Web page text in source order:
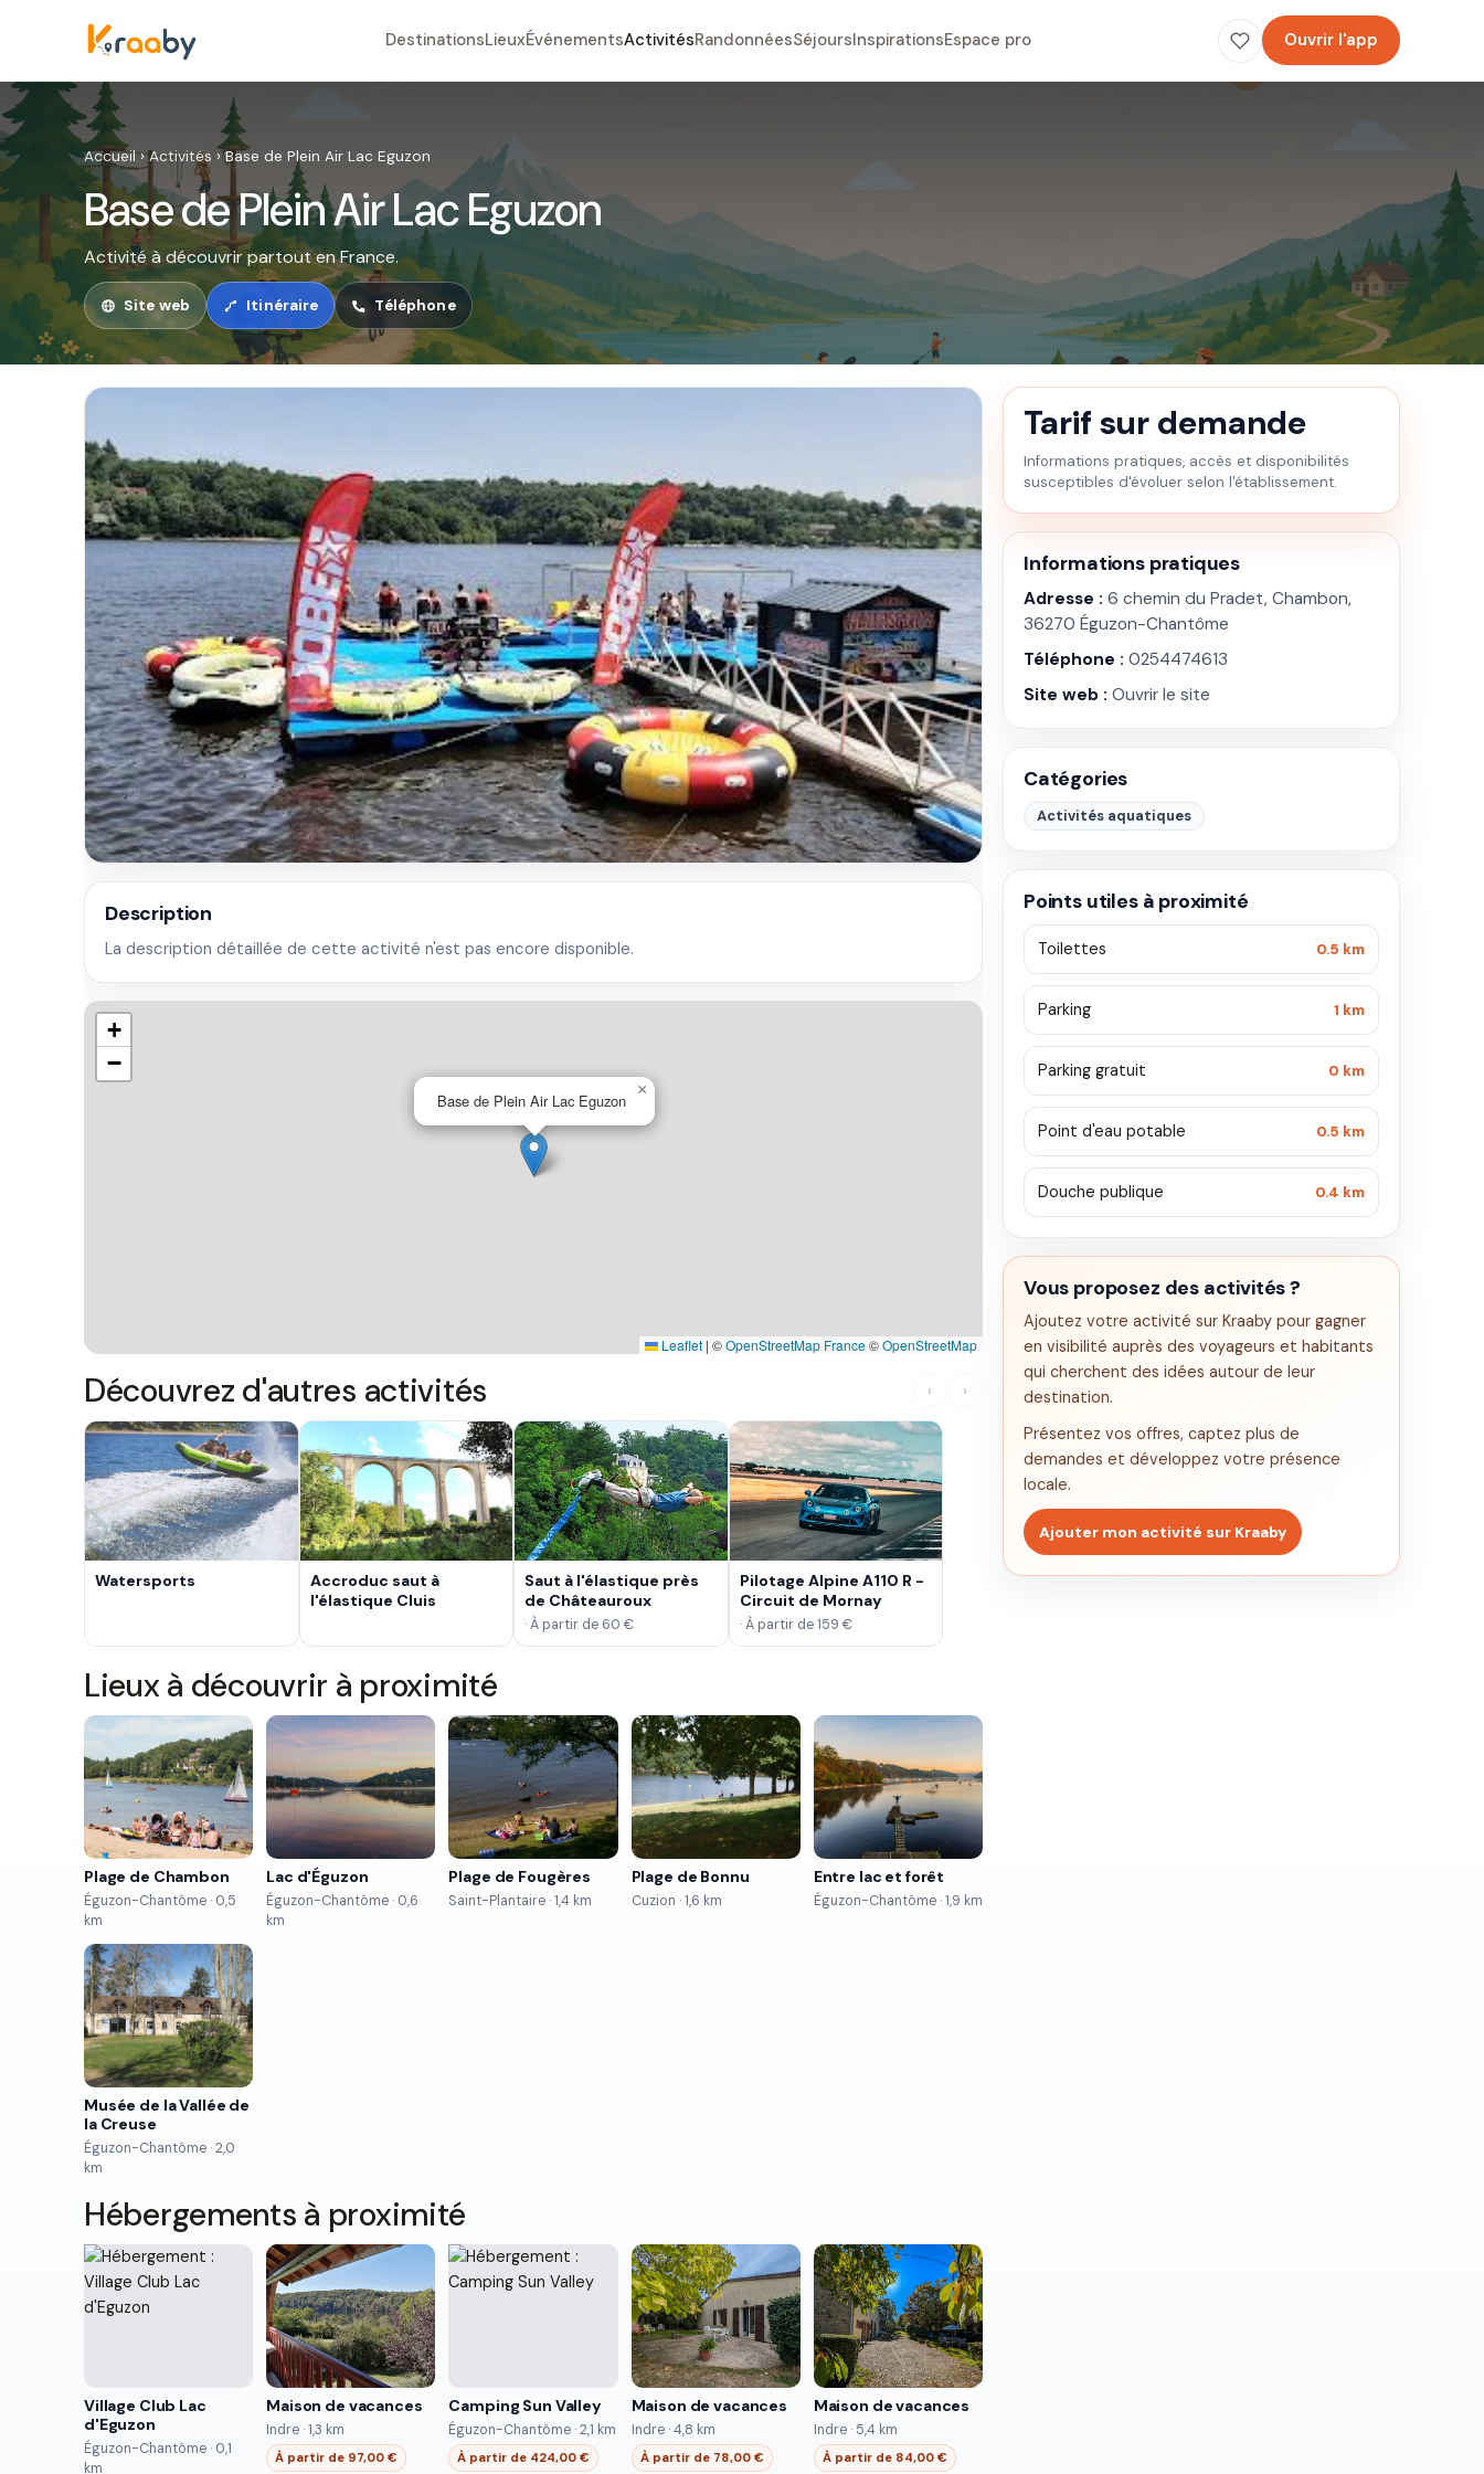
DestinationsLieuxÉvénementsActivitésRandonnéesSéjoursInspirationsEspace pro Ouvrir l'app
Accueil›Activités ›Base de Plein Air Lac Eguzon
Base de Plein Air Lac Eguzon
Activité à découvrir partout en France.
Site web Itinéraire Téléphone
Description
La description détaillée de cette activité n'est pas encore disponible.
Base de Plein Air Lac Eguzon
×
+
−
Leaflet | ©OpenStreetMap France©OpenStreetMap
Découvrez d'autres activités ‹ ›
Watersports
Accroduc saut à
l'élastique Cluis
Saut à l'élastique près
de Châteauroux
· À partir de 60 €
Pilotage Alpine A110 R -
Circuit de Mornay
· À partir de 159 €
Lieux à découvrir à proximité
Plage de Chambon
Éguzon-Chantôme · 0,5
km
Lac d'Éguzon
Éguzon-Chantôme · 0,6
km
Plage de Fougères
Saint-Plantaire · 1,4 km
Plage de Bonnu
Cuzion · 1,6 km
Entre lac et forêt
Éguzon-Chantôme · 1,9 km
Musée de la Vallée de
la Creuse
Éguzon-Chantôme · 2,0
km
Hébergements à proximité
Village Club Lac
d'Eguzon
Éguzon-Chantôme · 0,1
km
Maison de vacances
Indre · 1,3 km
À partir de 97,00 €
Camping Sun Valley
Éguzon-Chantôme · 2,1 km
À partir de 424,00 €
Maison de vacances
Indre · 4,8 km
À partir de 78,00 €
Maison de vacances
Indre · 5,4 km
À partir de 84,00 €
Tarif sur demande
Informations pratiques, accès et disponibilités
susceptibles d'évoluer selon l'établissement.
Informations pratiques
Adresse : 6 chemin du Pradet, Chambon,
36270 Éguzon-Chantôme
Téléphone : 0254474613
Site web : Ouvrir le site
Catégories
Activités aquatiques
Points utiles à proximité
Toilettes 0.5 km
Parking 1 km
Parking gratuit 0 km
Point d'eau potable 0.5 km
Douche publique 0.4 km
Vous proposez des activités ?
Ajoutez votre activité sur Kraaby pour gagner
en visibilité auprès des voyageurs et habitants
qui cherchent des idées autour de leur
destination.
Présentez vos offres, captez plus de
demandes et développez votre présence
locale.
Ajouter mon activité sur Kraaby